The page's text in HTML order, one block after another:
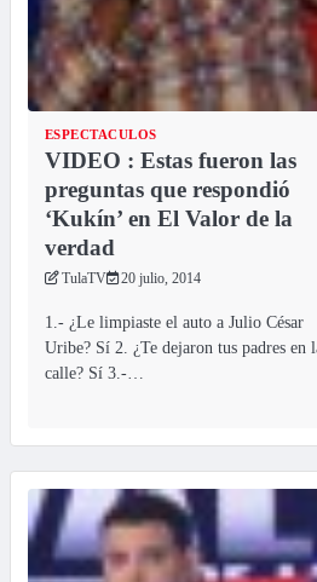
ESPECTACULOS
VIDEO : Estas fueron las
preguntas que respondió
‘Kukín’ en El Valor de la
verdad
TulaTV 20 julio, 2014
1.- ¿Le limpiaste el auto a Julio César
Uribe? Sí 2. ¿Te dejaron tus padres en
calle? Sí 3.-…